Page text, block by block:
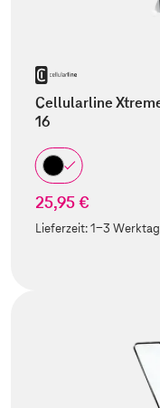
Cellularline
16
25,95 €
Lieferzeit:1-3